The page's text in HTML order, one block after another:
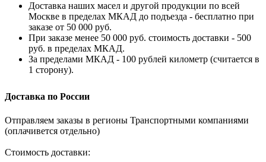
Доставка наших масел и другой продукции по всей
Москве в пределах МКАД до подъезда - бесплатно при
заказе от 50 000 руб.
При заказе менее 50 000 руб. стоимость доставки - 500
руб. в пределах МКАД.
За пределами МКАД - 100 рублей километр (считается в
1 сторону).
Доставка по России
Отправляем заказы в регионы Транспортными компаниями
(оплачивется отдельно)
Стоимость доставки: